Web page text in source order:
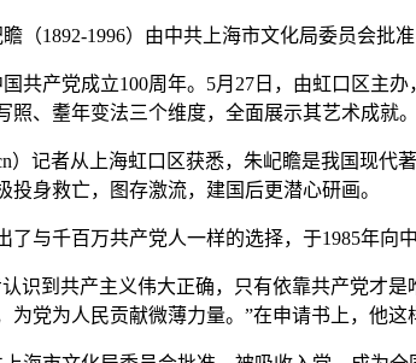
（1892-1996）由中共上海市文化局委员会批
共产党成立100周年。5月27日，由虹口区
、耋年变法三个维度，全面展示其艺术成就。
）记者从上海虹口区获悉，朱屺瞻是我国现
身救亡，图存激流，建国后更潜心研画。
与千百万共产党人一样的选择，于1985年向
识到共产主义伟大正确，只有依靠共产党才
党为人民贡献微薄力量。”在申请书上，他这